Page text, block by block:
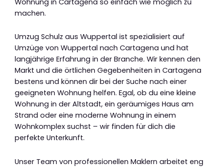
machen.
Umzug Schulz aus Wuppertal ist spezialisiert auf
Umzüge von Wuppertal nach Cartagena und hat
langjährige Erfahrung in der Branche. Wir kennen den
Markt und die örtlichen Gegebenheiten in Cartagena
bestens und können dir bei der Suche nach einer
geeigneten Wohnung helfen. Egal, ob du eine kleine
Wohnung in der Altstadt, ein geräumiges Haus am
Strand oder eine moderne Wohnung in einem
Wohnkomplex suchst – wir finden für dich die
perfekte Unterkunft.
Unser Team von professionellen Maklern arbeitet eng